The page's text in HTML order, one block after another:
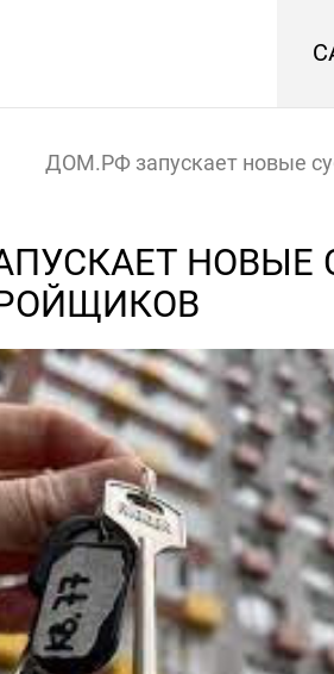
ДОМ.РФ запускает новые
НОВЫЕ